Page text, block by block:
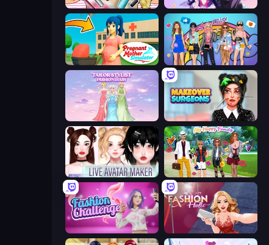
Make Up Queen R Anime Couple: Avatar Maker
Pregnant Mother Simulator College Girls Team Makeover
Tailor Stylist: Fashion Diary Makeover Surgeons
Live Avatar Maker: Girls Superstar Family Dress Up
Fashion Challenge: Catwalk Run Fashion Holic